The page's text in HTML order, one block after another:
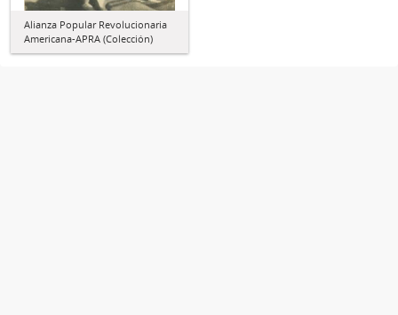
Alianza Popular Revolucionaria
Americana-APRA (Colección)